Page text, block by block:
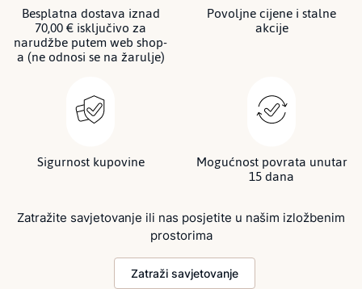
Besplatna dostava iznad
70,00 € isključivo za
narudžbe putem web shop-
a (ne odnosi se na žarulje)
Povoljne cijene i stalne
akcije
Sigurnost kupovine Mogućnost povrata unutar
15 dana
Zatražite savjetovanje ili nas posjetite u našim izložbenim
prostorima
Zatraži savjetovanje